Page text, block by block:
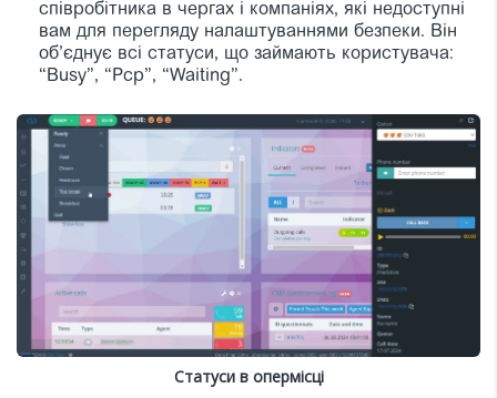
співробітника в чергах і компаніях, які недоступні
вам для перегляду налаштуваннями безпеки. Він
об’єднує всі статуси, що займають користувача:
“Busy”, “Pcp”, “Waiting”.
Статуси в опермісці